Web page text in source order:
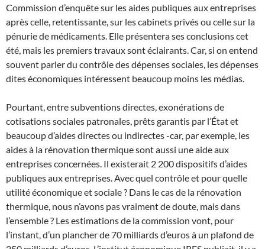
Commission d’enquête sur les aides publiques aux entreprises
après celle, retentissante, sur les cabinets privés ou celle sur la
pénurie de médicaments. Elle présentera ses conclusions cet
été, mais les premiers travaux sont éclairants. Car, si on entend
souvent parler du contrôle des dépenses sociales, les dépenses
dites économiques intéressent beaucoup moins les médias.
Pourtant, entre subventions directes, exonérations de
cotisations sociales patronales, prêts garantis par l’État et
beaucoup d’aides directes ou indirectes -car, par exemple, les
aides à la rénovation thermique sont aussi une aide aux
entreprises concernées. Il existerait 2 200 dispositifs d’aides
publiques aux entreprises. Avec quel contrôle et pour quelle
utilité économique et sociale ? Dans le cas de la rénovation
thermique, nous n’avons pas vraiment de doute, mais dans
l’ensemble ? Les estimations de la commission vont, pour
l’instant, d’un plancher de 70 milliards d’euros à un plafond de